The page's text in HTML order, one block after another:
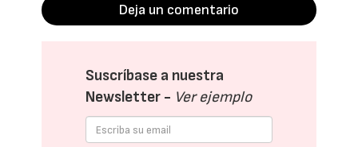
Deja un comentario
Suscríbase a nuestra
Newsletter - Ver ejemplo